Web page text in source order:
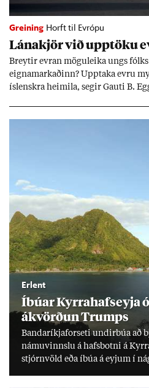
Greining Horft til Evrópu
Lána­kjör við upp­töku
Breyt­ir evr­an mögu­leika ungs
eigna­mark­að­inn? Upp­taka evru
ís­lenskra heim­ila, seg­ir Gauti B.
Erlent
Íbú­ar Kyrra­hafs­eyja
ákvörð­un Trumps
Banda­ríkja­for­seti und­ir­búa að
námu­vinnslu á hafs­botni á
stjórn­völd eða íbúa á eyj­um í